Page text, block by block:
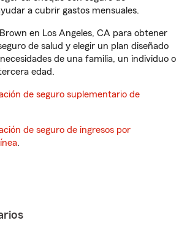
a cubrir gastos mensuales.
en Los Angeles, CA para obtener
de salud y elegir un plan diseñado
de una familia, un individuo o
edad.
de seguro suplementario de
de seguro de ingresos por
.